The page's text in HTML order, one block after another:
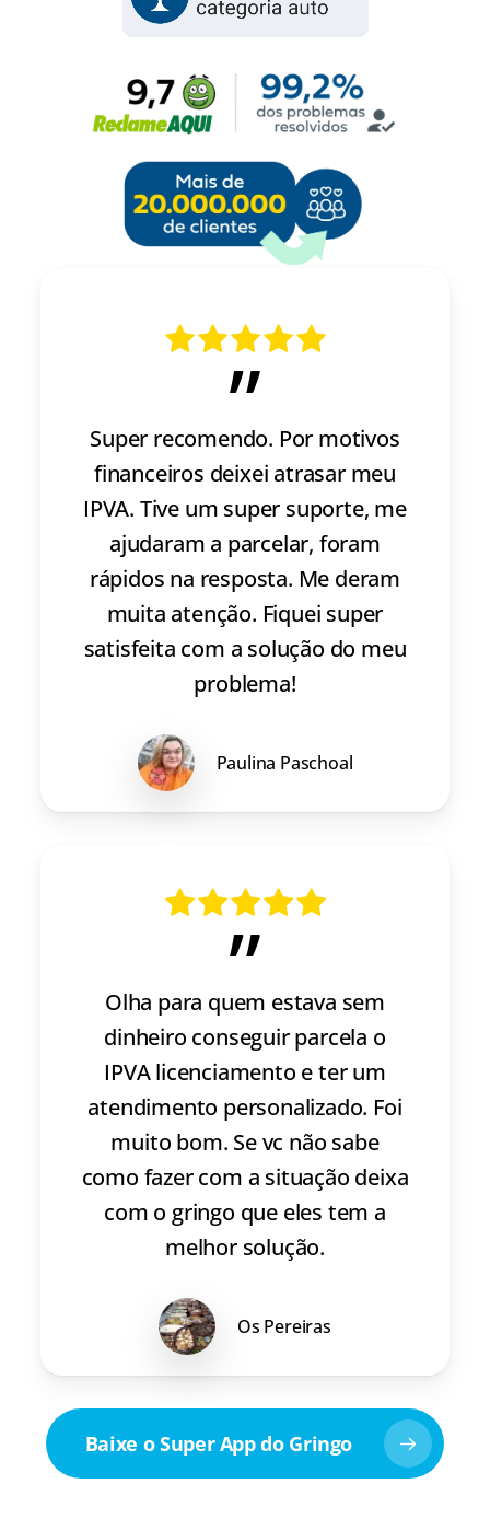
”
Super recomendo. Por motivos
financeiros deixei atrasar meu
IPVA. Tive um super suporte, me
ajudaram a parcelar, foram
rápidos na resposta. Me deram
muita atenção. Fiquei super
satisfeita com a solução do meu
problema!
Paulina Paschoal
”
Olha para quem estava sem
dinheiro conseguir parcela o
IPVA licenciamento e ter um
atendimento personalizado. Foi
muito bom. Se vc não sabe
como fazer com a situação deixa
com o gringo que eles tem a
melhor solução.
Os Pereiras
Baixe o Super App do Gringo